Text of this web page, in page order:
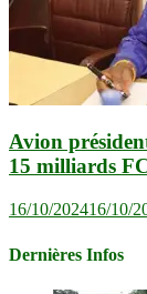
Avion
15 milliards
16/10/202416/10/
Dernières Infos